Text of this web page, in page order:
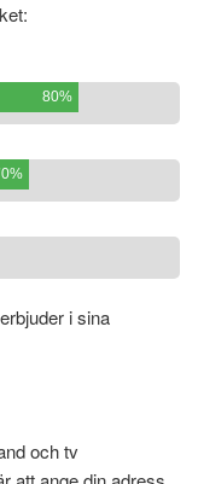
80%
i sina
och tv